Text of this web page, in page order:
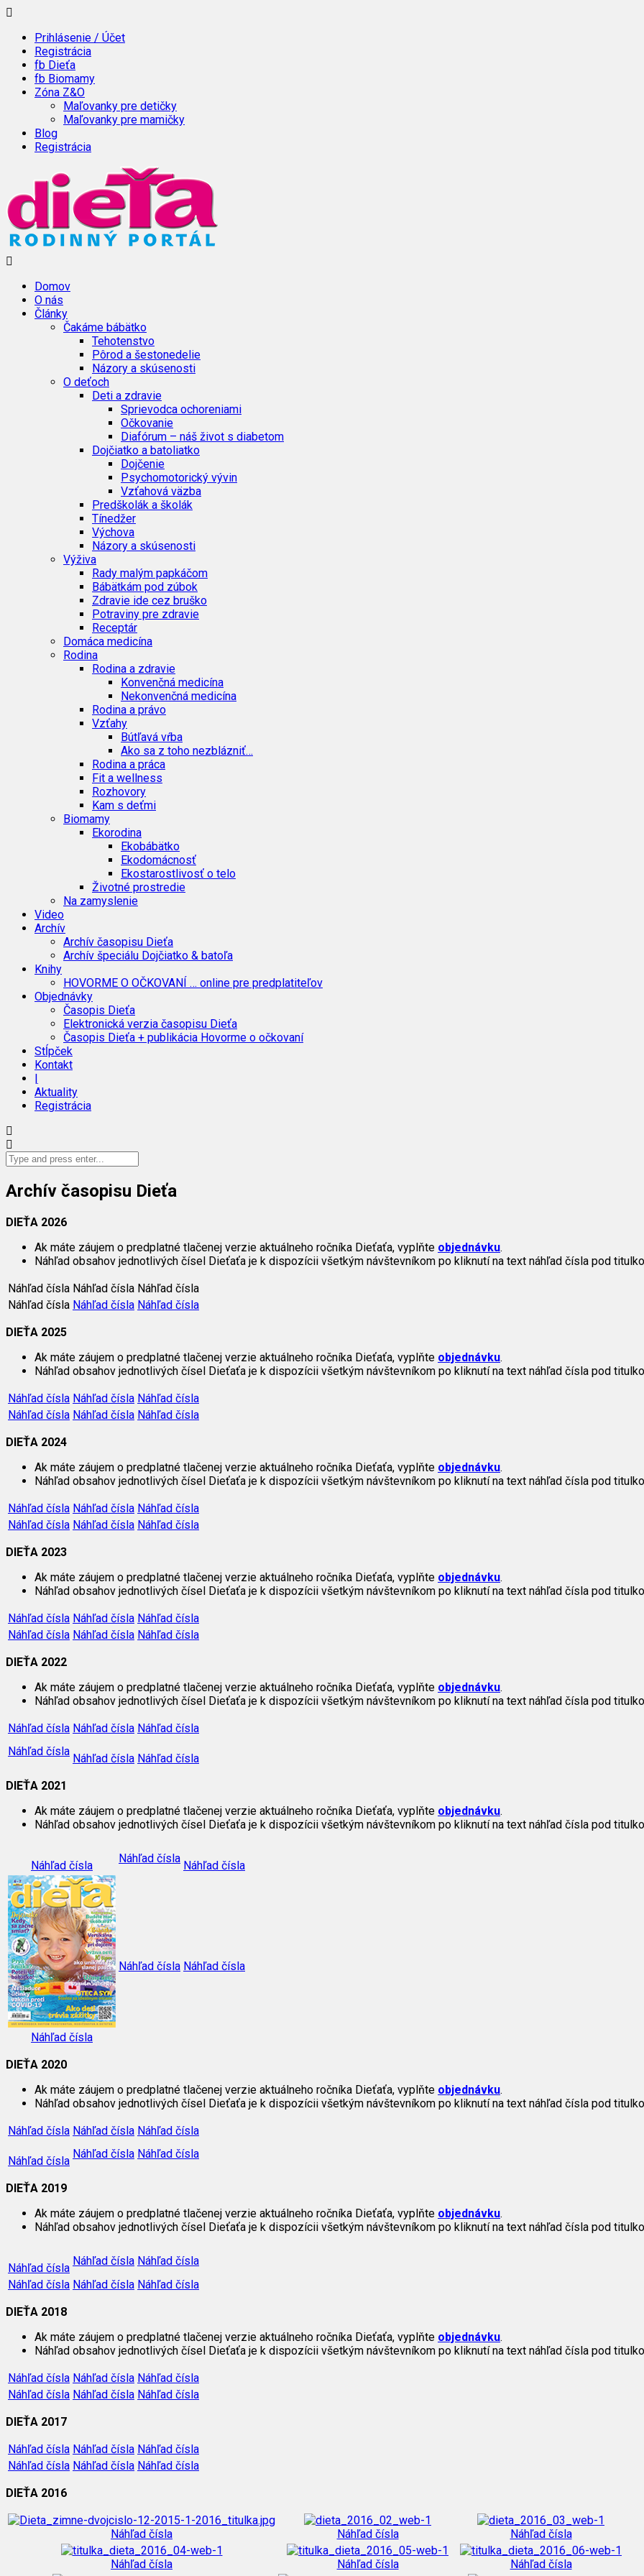
Prihlásenie / Účet
Registrácia
fb Dieťa
fb Biomamy
Zóna Z&O
Maľovanky pre detičky
Maľovanky pre mamičky
Blog
Registrácia
Domov
O nás
Články
Čakáme bábätko
Tehotenstvo
Pôrod a šestonedelie
Názory a skúsenosti
O deťoch
Deti a zdravie
Sprievodca ochoreniami
Očkovanie
Diafórum – náš život s diabetom
Dojčiatko a batoliatko
Dojčenie
Psychomotorický vývin
Vzťahová väzba
Predškolák a školák
Tínedžer
Výchova
Názory a skúsenosti
Výživa
Rady malým papkáčom
Bábätkám pod zúbok
Zdravie ide cez bruško
Potraviny pre zdravie
Receptár
Domáca medicína
Rodina
Rodina a zdravie
Konvenčná medicína
Nekonvenčná medicína
Rodina a právo
Vzťahy
Bútľavá vŕba
Ako sa z toho nezblázniť…
Rodina a práca
Fit a wellness
Rozhovory
Kam s deťmi
Biomamy
Ekorodina
Ekobábätko
Ekodomácnosť
Ekostarostlivosť o telo
Životné prostredie
Na zamyslenie
Video
Archív
Archív časopisu Dieťa
Archív špeciálu Dojčiatko & batoľa
Knihy
HOVORME O OČKOVANÍ … online pre predplatiteľov
Objednávky
Časopis Dieťa
Elektronická verzia časopisu Dieťa
Časopis Dieťa + publikácia Hovorme o očkovaní
Stĺpček
Kontakt
|
Aktuality
Registrácia
Archív časopisu Dieťa
DIEŤA 2026
Ak máte záujem o predplatné tlačenej verzie aktuálneho ročníka Dieťaťa, vyplňte objednávku.
Náhľad obsahov jednotlivých čísel Dieťaťa je k dispozícii všetkým návštevníkom po kliknutí na text náhľad čísla pod
Náhľad čísla Náhľad čísla Náhľad čísla
Náhľad čísla Náhľad čísla Náhľad čísla
DIEŤA 2025
Ak máte záujem o predplatné tlačenej verzie aktuálneho ročníka Dieťaťa, vyplňte objednávku.
Náhľad obsahov jednotlivých čísel Dieťaťa je k dispozícii všetkým návštevníkom po kliknutí na text náhľad čísla pod
Náhľad čísla Náhľad čísla Náhľad čísla
Náhľad čísla Náhľad čísla Náhľad čísla
DIEŤA 2024
Ak máte záujem o predplatné tlačenej verzie aktuálneho ročníka Dieťaťa, vyplňte objednávku.
Náhľad obsahov jednotlivých čísel Dieťaťa je k dispozícii všetkým návštevníkom po kliknutí na text náhľad čísla pod
Náhľad čísla Náhľad čísla Náhľad čísla
Náhľad čísla Náhľad čísla Náhľad čísla
DIEŤA 2023
Ak máte záujem o predplatné tlačenej verzie aktuálneho ročníka Dieťaťa, vyplňte objednávku.
Náhľad obsahov jednotlivých čísel Dieťaťa je k dispozícii všetkým návštevníkom po kliknutí na text náhľad čísla pod
Náhľad čísla Náhľad čísla Náhľad čísla
Náhľad čísla Náhľad čísla Náhľad čísla
DIEŤA 2022
Ak máte záujem o predplatné tlačenej verzie aktuálneho ročníka Dieťaťa, vyplňte objednávku.
Náhľad obsahov jednotlivých čísel Dieťaťa je k dispozícii všetkým návštevníkom po kliknutí na text náhľad čísla pod
Náhľad čísla Náhľad čísla Náhľad čísla
Náhľad čísla
Náhľad čísla Náhľad čísla
DIEŤA 2021
Ak máte záujem o predplatné tlačenej verzie aktuálneho ročníka Dieťaťa, vyplňte objednávku.
Náhľad obsahov jednotlivých čísel Dieťaťa je k dispozícii všetkým návštevníkom po kliknutí na text náhľad čísla pod
Náhľad čísla
Náhľad čísla
Náhľad čísla
Náhľad čísla
Náhľad čísla Náhľad čísla
DIEŤA 2020
Ak máte záujem o predplatné tlačenej verzie aktuálneho ročníka Dieťaťa, vyplňte objednávku.
Náhľad obsahov jednotlivých čísel Dieťaťa je k dispozícii všetkým návštevníkom po kliknutí na text náhľad čísla pod
Náhľad čísla Náhľad čísla Náhľad čísla
Náhľad čísla
Náhľad čísla Náhľad čísla
DIEŤA 2019
Ak máte záujem o predplatné tlačenej verzie aktuálneho ročníka Dieťaťa, vyplňte objednávku.
Náhľad obsahov jednotlivých čísel Dieťaťa je k dispozícii všetkým návštevníkom po kliknutí na text náhľad čísla pod
Náhľad čísla
Náhľad čísla Náhľad čísla
Náhľad čísla Náhľad čísla Náhľad čísla
DIEŤA 2018
Ak máte záujem o predplatné tlačenej verzie aktuálneho ročníka Dieťaťa, vyplňte objednávku.
Náhľad obsahov jednotlivých čísel Dieťaťa je k dispozícii všetkým návštevníkom po kliknutí na text náhľad čísla pod
Náhľad čísla Náhľad čísla Náhľad čísla
Náhľad čísla Náhľad čísla Náhľad čísla
DIEŤA 2017
Náhľad čísla Náhľad čísla Náhľad čísla
Náhľad čísla Náhľad čísla Náhľad čísla
DIEŤA 2016
Náhľad čísla Náhľad čísla Náhľad čísla
Náhľad čísla Náhľad čísla Náhľad čísla